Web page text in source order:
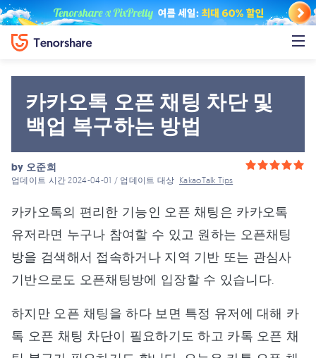
카카오톡 오픈 채팅 차단 및
백업 복구하는 방법
by 오준희
업데이트 시간 2024-04-01 / 업데이트 대상 KakaoTalk Tips
카카오톡의 편리한 기능인 오픈 채팅은 카카오톡
유저라면 누구나 참여할 수 있고 원하는 오픈채팅
방을 검색해서 접속하거나 지역 기반 또는 관심사
기반으로도 오픈채팅방에 입장할 수 있습니다.
하지만 오픈 채팅을 하다 보면 특정 유저에 대해 카
톡 오픈 채팅 차단이 필요하기도 하고 카톡 오픈 채